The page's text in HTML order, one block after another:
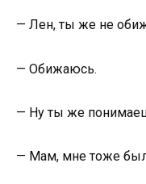
— Лен, ты же не
— Обижаюсь.
— Ну ты же
— Мам, мне тоже